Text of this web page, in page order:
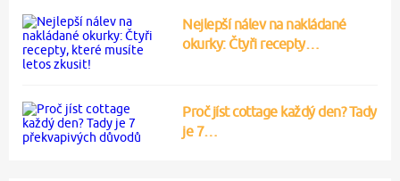
Nejlepší nálev na nakládané
okurky: Čtyři recepty…
Proč jíst cottage každý den? Tady
je 7…